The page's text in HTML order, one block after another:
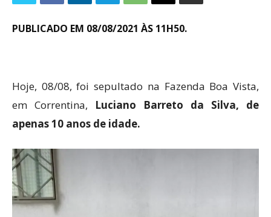
PUBLICADO EM 08/08/2021 ÀS 11H50.
Hoje, 08/08, foi sepultado na Fazenda Boa Vista,
em Correntina, Luciano Barreto da Silva, de
apenas 10 anos de idade.